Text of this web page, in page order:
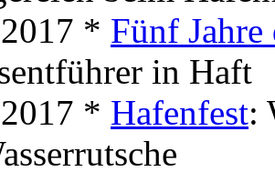
* Fünf Jahre
in Haft
* Hafenfest: